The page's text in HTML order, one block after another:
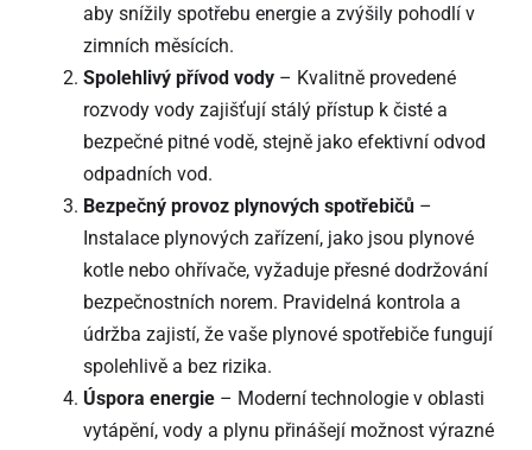
aby snížily spotřebu energie a zvýšily pohodlí v
zimních měsících.
Spolehlivý přívod vody– Kvalitně provedené
rozvody vody zajišťují stálý přístup k čisté a
bezpečné pitné vodě, stejně jako efektivní odvod
odpadních vod.
Bezpečný provoz plynových spotřebičů–
Instalace plynových zařízení, jako jsou plynové
kotle nebo ohřívače, vyžaduje přesné dodržování
bezpečnostních norem. Pravidelná kontrola a
údržba zajistí, že vaše plynové spotřebiče fungují
spolehlivě a bez rizika.
Úspora energie– Moderní technologie v oblasti
vytápění, vody a plynu přinášejí možnost výrazné